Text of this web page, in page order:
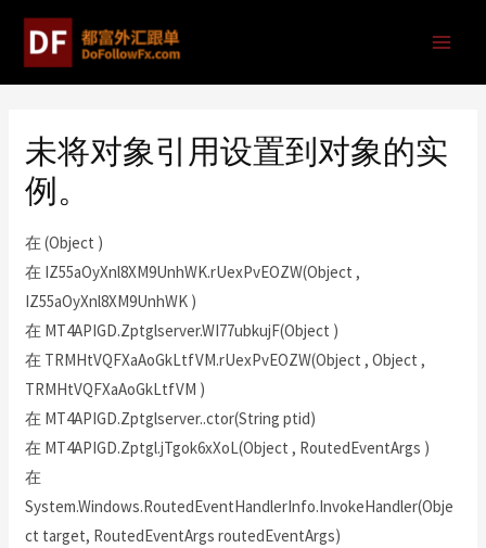
未将对象引用设置到对象的实
例。
在 (Object )
在 IZ55aOyXnl8XM9UnhWK.rUexPvEOZW(Object ,
IZ55aOyXnl8XM9UnhWK )
在 MT4APIGD.Zptglserver.WI77ubkujF(Object )
在 TRMHtVQFXaAoGkLtfVM.rUexPvEOZW(Object , Object ,
TRMHtVQFXaAoGkLtfVM )
在 MT4APIGD.Zptglserver..ctor(String ptid)
在 MT4APIGD.Zptgl.jTgok6xXoL(Object , RoutedEventArgs )
在
System.Windows.RoutedEventHandlerInfo.InvokeHandler(Obje
ct target, RoutedEventArgs routedEventArgs)